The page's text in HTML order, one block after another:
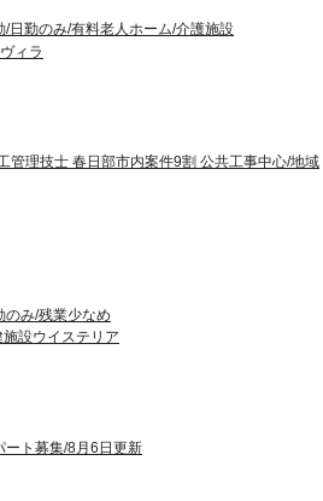
/日勤のみ/有料老人ホーム/介護施設
ィラ
管理技士 春日部市内案件9割 公共工事中心/地域
のみ/残業少なめ
設ウイステリア
ート募集/8月6日更新